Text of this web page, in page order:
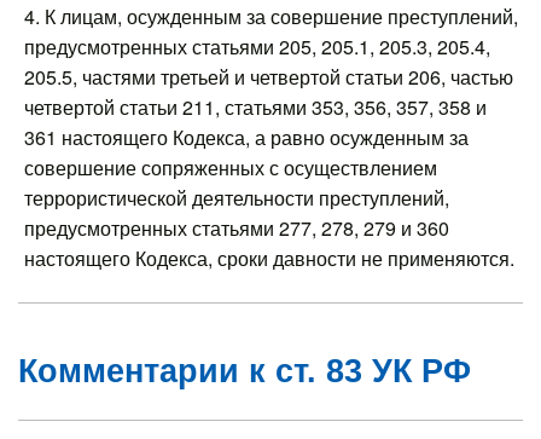
4. К лицам, осужденным за совершение преступлений,
предусмотренных статьями 205, 205.1, 205.3, 205.4,
205.5, частями третьей и четвертой статьи 206, частью
четвертой статьи 211, статьями 353, 356, 357, 358 и
361 настоящего Кодекса, а равно осужденным за
совершение сопряженных с осуществлением
террористической деятельности преступлений,
предусмотренных статьями 277, 278, 279 и 360
настоящего Кодекса, сроки давности не применяются.
Комментарии к ст. 83 УК РФ